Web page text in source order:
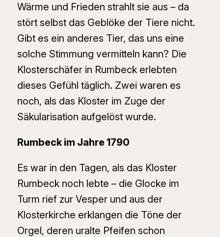
Wärme und Frieden strahlt sie aus – da
stört selbst das Geblöke der Tiere nicht.
Gibt es ein anderes Tier, das uns eine
solche Stimmung vermitteln kann? Die
Klosterschäfer in Rumbeck erlebten
dieses Gefühl täglich. Zwei waren es
noch, als das Kloster im Zuge der
Säkularisation aufgelöst wurde.
Rumbeck im Jahre 1790
Es war in den Tagen, als das Kloster
Rumbeck noch lebte – die Glocke im
Turm rief zur Vesper und aus der
Klosterkirche erklangen die Töne der
Orgel, deren uralte Pfeifen schon